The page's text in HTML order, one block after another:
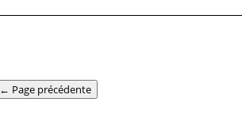
← Page précédente